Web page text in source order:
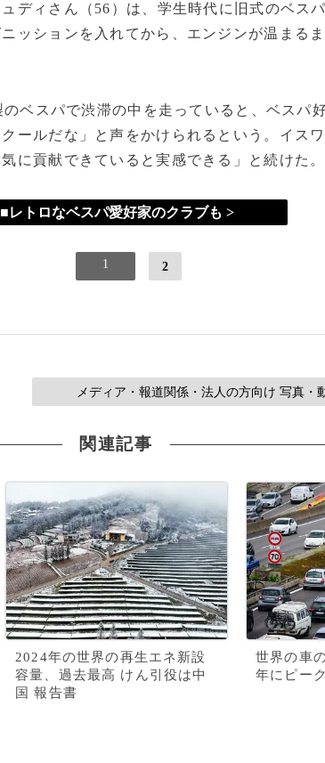
ディさん（56）は、学生時代に旧式のベス
ッションを入れてから、エンジンが温まる
ベスパで渋滞の中を走っていると、ベスパ
ールだな」と声をかけられるという。イス
に貢献できていると実感できる」と続けた。
■レトロなベスパ愛好家のクラブも >
1 2
メディア・報道関係・法人の方向け 写真・
関連記事
2024年の世界の再生エネ新設
容量、過去最高 けん引役は中
国 報告書
世界の車
年にピー